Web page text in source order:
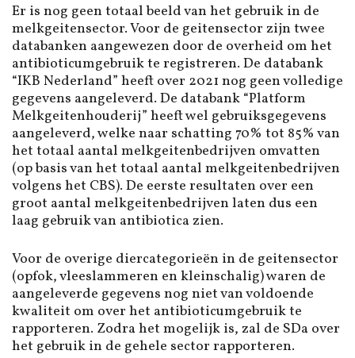
Er is nog geen totaal beeld van het gebruik in de
melkgeitensector. Voor de geitensector zijn twee
databanken aangewezen door de overheid om het
antibioticumgebruik te registreren. De databank
“IKB Nederland” heeft over 2021 nog geen volledige
gegevens aangeleverd. De databank “Platform
Melkgeitenhouderij” heeft wel gebruiksgegevens
aangeleverd, welke naar schatting 70% tot 85% van
het totaal aantal melkgeitenbedrijven omvatten
(op basis van het totaal aantal melkgeitenbedrijven
volgens het CBS). De eerste resultaten over een
groot aantal melkgeitenbedrijven laten dus een
laag gebruik van antibiotica zien.
Voor de overige diercategorieën in de geitensector
(opfok, vleeslammeren en kleinschalig) waren de
aangeleverde gegevens nog niet van voldoende
kwaliteit om over het antibioticumgebruik te
rapporteren. Zodra het mogelijk is, zal de SDa over
het gebruik in de gehele sector rapporteren.